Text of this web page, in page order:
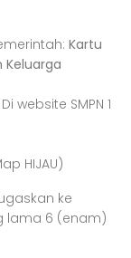
Kartu
Keluarga
website SMPN 1
HIJAU)
ke
lama 6 (enam)